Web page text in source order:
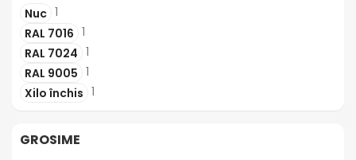
Nuc 1
RAL 7016 1
RAL 7024 1
RAL 9005 1
Xilo închis 1
GROSIME